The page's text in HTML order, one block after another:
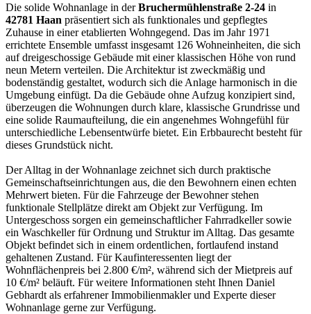
Die solide Wohnanlage in derBruchermühlenstraße 2-24 in
42781 Haan präsentiert sich als funktionales und gepflegtes
Zuhause in einer etablierten Wohngegend. Das im Jahr 1971
errichtete Ensemble umfasst insgesamt 126 Wohneinheiten, die sich
auf dreigeschossige Gebäude mit einer klassischen Höhe von rund
neun Metern verteilen. Die Architektur ist zweckmäßig und
bodenständig gestaltet, wodurch sich die Anlage harmonisch in die
Umgebung einfügt. Da die Gebäude ohne Aufzug konzipiert sind,
überzeugen die Wohnungen durch klare, klassische Grundrisse und
eine solide Raumaufteilung, die ein angenehmes Wohngefühl für
unterschiedliche Lebensentwürfe bietet. Ein Erbbaurecht besteht für
dieses Grundstück nicht.
Der Alltag in der Wohnanlage zeichnet sich durch praktische
Gemeinschaftseinrichtungen aus, die den Bewohnern einen echten
Mehrwert bieten. Für die Fahrzeuge der Bewohner stehen
funktionale Stellplätze direkt am Objekt zur Verfügung. Im
Untergeschoss sorgen ein gemeinschaftlicher Fahrradkeller sowie
ein Waschkeller für Ordnung und Struktur im Alltag. Das gesamte
Objekt befindet sich in einem ordentlichen, fortlaufend instand
gehaltenen Zustand. Für Kaufinteressenten liegt der
Wohnflächenpreis bei 2.800 €/m², während sich der Mietpreis auf
10 €/m² beläuft. Für weitere Informationen steht Ihnen Daniel
Gebhardt als erfahrener Immobilienmakler und Experte dieser
Wohnanlage gerne zur Verfügung.